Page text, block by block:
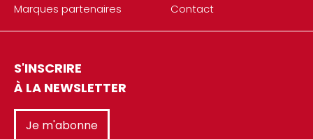
Marques partenaires
Contact
S'INSCRIRE
À LA NEWSLETTER
Je m'abonne